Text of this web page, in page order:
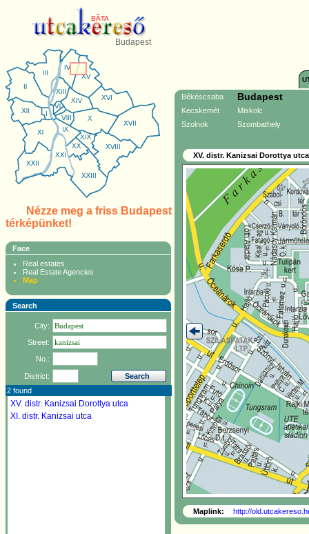
BĂTA
Budapest
Nézze meg a friss Budapest
térképünket!
Face
Real estates
Real Estate Agencies
Map
Search
City:
Street:
No.:
District:
2 found
XV. distr. Kanizsai Dorottya utca
XI. distr. Kanizsai utca
Békéscsaba Budapest
Kecskemét
Miskolc
Szolnok
Szombathely
XV. distr. Kanizsai Dorottya utca
Maplink: http://